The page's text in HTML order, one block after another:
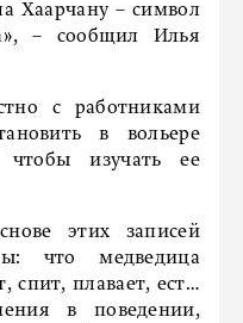
Хаарчану – символ
– сообщил Илья
с работниками
в вольере
чтобы изучать ее
этих записей
что медведица
спит, плавает, ест…
в поведении,